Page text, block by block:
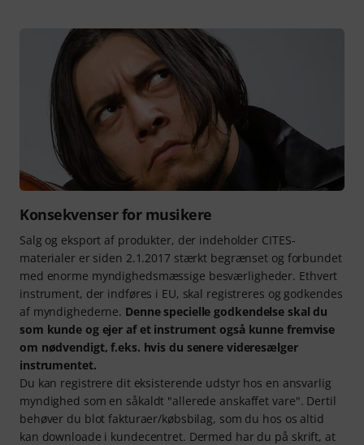
Konsekvenser for musikere
Salg og eksport af produkter, der indeholder CITES-
materialer er siden 2.1.2017 stærkt begrænset og forbundet
med enorme myndighedsmæssige besværligheder. Ethvert
instrument, der indføres i EU, skal registreres og godkendes
af myndighederne. Denne specielle godkendelse skal du
som kunde og ejer af et instrument også kunne fremvise
om nødvendigt, f.eks. hvis du senere videresælger
instrumentet.
Du kan registrere dit eksisterende udstyr hos en ansvarlig
myndighed som en såkaldt "allerede anskaffet vare". Dertil
behøver du blot fakturaer/købsbilag, som du hos os altid
kan downloade i kundecentret. Dermed har du på skrift, at